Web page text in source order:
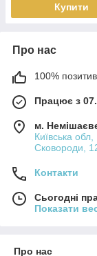
Купити
Про нас
100%
Працює з
м.
Київська
Сковороди,
Контакти
Сьогодні
Показати
Про нас